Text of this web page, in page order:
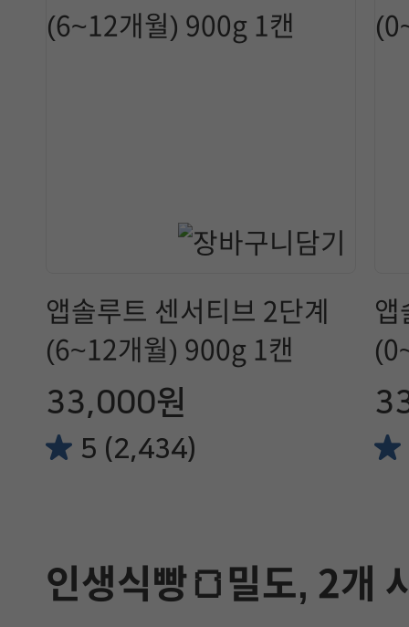
앱솔루트 센서티브 2단계
(6~12개월) 900g 1캔
33,000원
5 (2,434)
앱
인생식빵🍞밀도, 2개